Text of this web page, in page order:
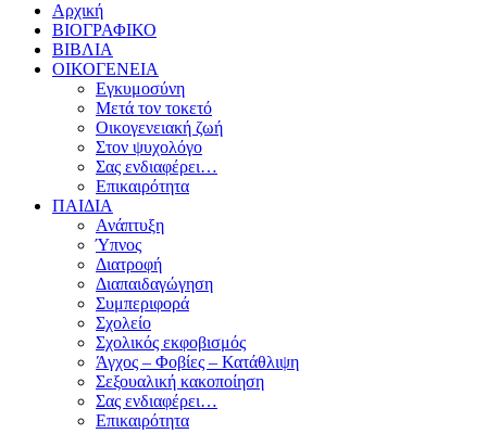
Αρχική
ΒΙΟΓΡΑΦΙΚΟ
ΒΙΒΛΙΑ
ΟΙΚΟΓΕΝΕΙΑ
Εγκυμοσύνη
Μετά τον τοκετό
Οικογενειακή ζωή
Στον ψυχολόγο
Σας ενδιαφέρει…
Επικαιρότητα
ΠΑΙΔΙΑ
Ανάπτυξη
Ύπνος
Διατροφή
Διαπαιδαγώγηση
Συμπεριφορά
Σχολείο
Σχολικός εκφοβισμός
Άγχος – Φοβίες – Κατάθλιψη
Σεξουαλική κακοποίηση
Σας ενδιαφέρει…
Επικαιρότητα